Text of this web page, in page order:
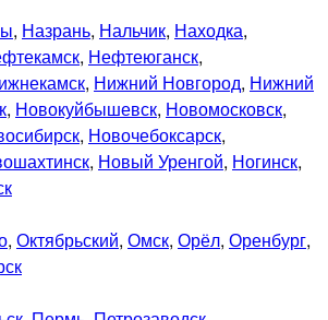
, Назрань, Нальчик, Находка,
, Нефтеюганск,
, Нижний Новгород, Нижний
, Новокуйбышевск, Новомосковск,
, Новочебоксарск,
, Новый Уренгой, Ногинск,
, Октябрьский, Омск, Орёл, Оренбург,